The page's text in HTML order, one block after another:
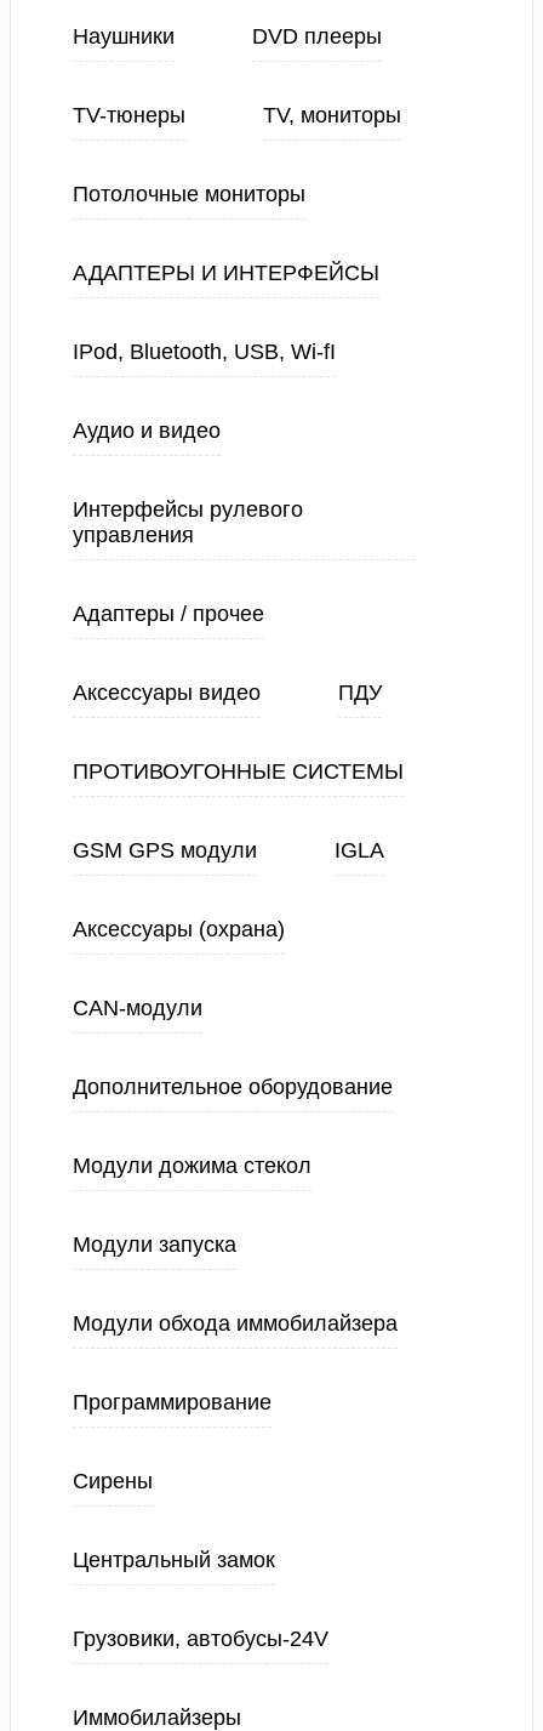
Наушники DVD плееры
TV-тюнеры TV, мониторы
Потолочные мониторы
АДАПТЕРЫ И ИНТЕРФЕЙСЫ
IPod, Bluetooth, USB, Wi-fI
Аудио и видео
Интерфейсы рулевого
управления
Адаптеры / прочее
Аксессуары видео ПДУ
ПРОТИВОУГОННЫЕ СИСТЕМЫ
GSM GPS модули IGLA
Аксессуары (охрана)
CAN-модули
Дополнительное оборудование
Модули дожима стекол
Модули запуска
Модули обхода иммобилайзера
Программирование
Сирены
Центральный замок
Грузовики, автобусы-24V
Иммобилайзеры